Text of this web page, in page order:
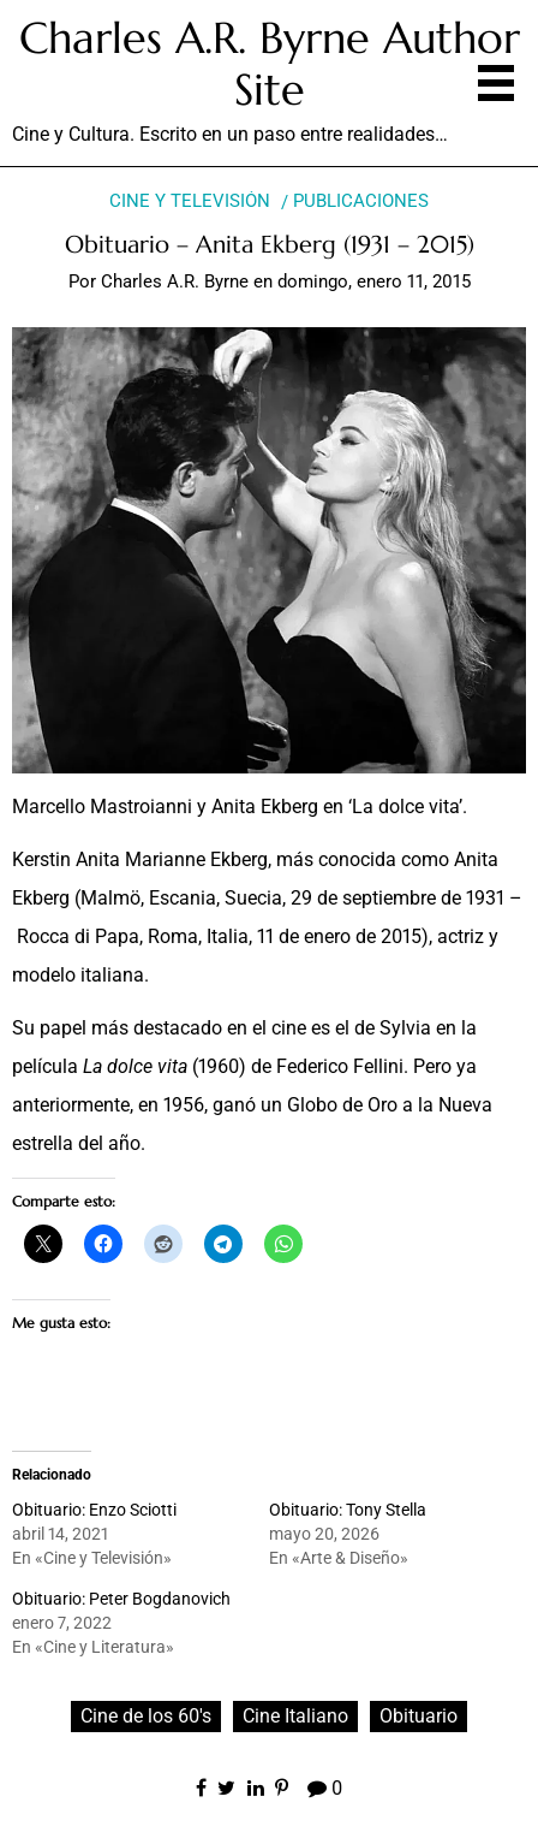
Charles A.R. Byrne Author
Site
Cine y Cultura. Escrito en un paso entre realidades…
CINE Y TELEVISIÓN PUBLICACIONES
Obituario – Anita Ekberg (1931 – 2015)
Por Charles A.R. Byrne en domingo, enero 11, 2015
Marcello Mastroianni y Anita Ekberg en ‘La dolce vita’.
Kerstin Anita Marianne Ekberg, más conocida como Anita
Ekberg (Malmö, Escania, Suecia, 29 de septiembre de 1931 –
Rocca di Papa, Roma, Italia, 11 de enero de 2015), actriz y
modelo italiana.
Su papel más destacado en el cine es el de Sylvia en la
película La dolce vita (1960) de Federico Fellini. Pero ya
anteriormente, en 1956, ganó un Globo de Oro a la Nueva
estrella del año.
Comparte esto:
Me gusta esto:
Relacionado
Obituario: Enzo Sciotti
abril 14, 2021
En «Cine y Televisión»
Obituario: Tony Stella
mayo 20, 2026
En «Arte & Diseño»
Obituario: Peter Bogdanovich
enero 7, 2022
En «Cine y Literatura»
Cine de los 60's Cine Italiano Obituario
0